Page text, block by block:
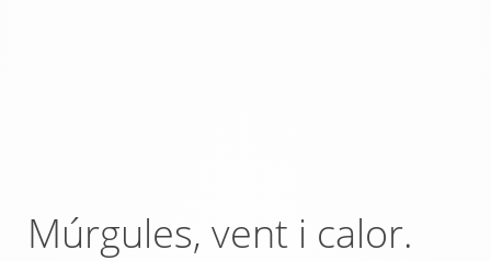
Múrgules, vent i calor.